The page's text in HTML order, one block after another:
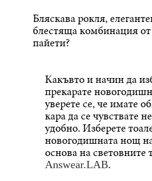
Бляскава рокля,
блестяща комбинация от
пайети?
Какъвто и начин да
прекарате
уверете се, че имате
кара да се чувствате
удобно. Изберете
новогодишната нощ
основа на световните
Answear.LAB.